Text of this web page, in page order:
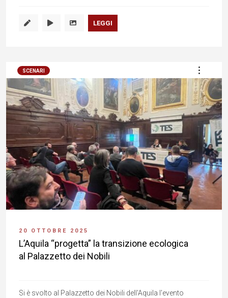
LEGGI
SCENARI
20 OTTOBRE 2025
L’Aquila “progetta” la transizione ecologica
al Palazzetto dei Nobili
Si è svolto al Palazzetto dei Nobili dell'Aquila l'evento